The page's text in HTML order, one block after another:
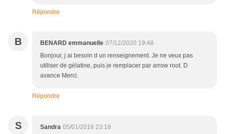
Répondre
B BENARD emmanuelle 07/12/2020 19:48
Bonjour, j ai besoin d un renseignement. Je ne veux pas
utiliser de gélatine, puis je remplacer par arrow root. D
avance Merci.
Répondre
S Sandra 05/01/2018 23:18